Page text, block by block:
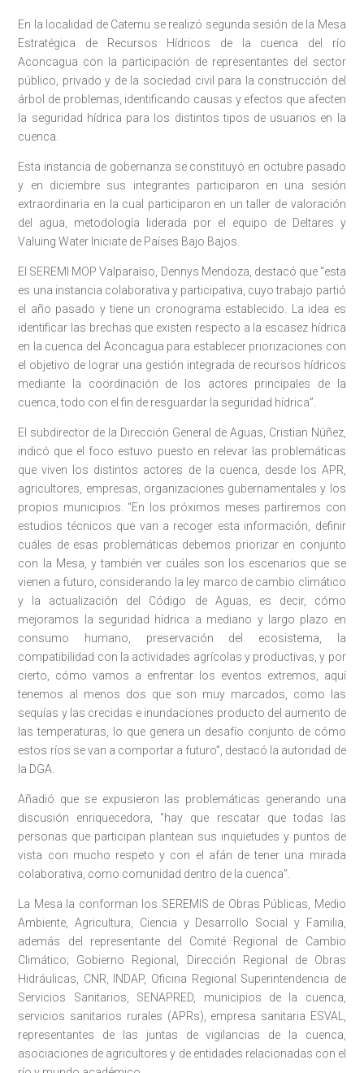
En la localidad de Catemu se realizó segunda sesión de la Mesa
Estratégica de Recursos Hídricos de la cuenca del río
Aconcagua con la participación de representantes del sector
público, privado y de la sociedad civil para la construcción del
árbol de problemas, identificando causas y efectos que afecten
la seguridad hídrica para los distintos tipos de usuarios en la
cuenca.
Esta instancia de gobernanza se constituyó en octubre pasado
y en diciembre sus integrantes participaron en una sesión
extraordinaria en la cual participaron en un taller de valoración
del agua, metodología liderada por el equipo de Deltares y
Valuing Water Iniciate de Países Bajo Bajos.
El SEREMI MOP Valparaíso, Dennys Mendoza, destacó que “esta
es una instancia colaborativa y participativa, cuyo trabajo partió
el año pasado y tiene un cronograma establecido. La idea es
identificar las brechas que existen respecto a la escasez hídrica
en la cuenca del Aconcagua para establecer priorizaciones con
el objetivo de lograr una gestión integrada de recursos hídricos
mediante la coordinación de los actores principales de la
cuenca, todo con el fin de resguardar la seguridad hídrica”.
El subdirector de la Dirección General de Aguas, Cristian Núñez,
indicó que el foco estuvo puesto en relevar las problemáticas
que viven los distintos actores de la cuenca, desde los APR,
agricultores, empresas, organizaciones gubernamentales y los
propios municipios. “En los próximos meses partiremos con
estudios técnicos que van a recoger esta información, definir
cuáles de esas problemáticas debemos priorizar en conjunto
con la Mesa, y también ver cuáles son los escenarios que se
vienen a futuro, considerando la ley marco de cambio climático
y la actualización del Código de Aguas, es decir, cómo
mejoramos la seguridad hídrica a mediano y largo plazo en
consumo humano, preservación del ecosistema, la
compatibilidad con la actividades agrícolas y productivas, y por
cierto, cómo vamos a enfrentar los eventos extremos, aquí
tenemos al menos dos que son muy marcados, como las
sequías y las crecidas e inundaciones producto del aumento de
las temperaturas, lo que genera un desafío conjunto de cómo
estos ríos se van a comportar a futuro”, destacó la autoridad de
la DGA.
Añadió que se expusieron las problemáticas generando una
discusión enriquecedora, “hay que rescatar que todas las
personas que participan plantean sus inquietudes y puntos de
vista con mucho respeto y con el afán de tener una mirada
colaborativa, como comunidad dentro de la cuenca”.
La Mesa la conforman los SEREMIS de Obras Públicas, Medio
Ambiente, Agricultura, Ciencia y Desarrollo Social y Familia,
además del representante del Comité Regional de Cambio
Climático; Gobierno Regional, Dirección Regional de Obras
Hidráulicas, CNR, INDAP, Oficina Regional Superintendencia de
Servicios Sanitarios, SENAPRED, municipios de la cuenca,
servicios sanitarios rurales (APRs), empresa sanitaria ESVAL,
representantes de las juntas de vigilancias de la cuenca,
asociaciones de agricultores y de entidades relacionadas con el